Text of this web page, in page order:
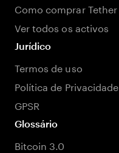
Como comprar Tether
Ver todos os activos
Jurídico
Termos de uso
Política de Privacidade
GPSR
Glossário
Bitcoin 3.0